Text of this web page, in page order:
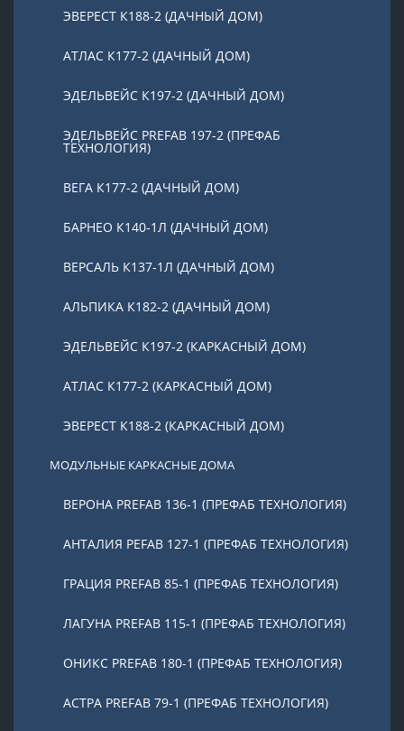
ЭВЕРЕСТ К188-2 (ДАЧНЫЙ ДОМ)
АТЛАС К177-2 (ДАЧНЫЙ ДОМ)
ЭДЕЛЬВЕЙС К197-2 (ДАЧНЫЙ ДОМ)
ЭДЕЛЬВЕЙС PREFAB 197-2 (ПРЕФАБ
ТЕХНОЛОГИЯ)
ВЕГА К177-2 (ДАЧНЫЙ ДОМ)
БАРНЕО К140-1Л (ДАЧНЫЙ ДОМ)
ВЕРСАЛЬ К137-1Л (ДАЧНЫЙ ДОМ)
АЛЬПИКА К182-2 (ДАЧНЫЙ ДОМ)
ЭДЕЛЬВЕЙС К197-2 (КАРКАСНЫЙ ДОМ)
АТЛАС К177-2 (КАРКАСНЫЙ ДОМ)
ЭВЕРЕСТ К188-2 (КАРКАСНЫЙ ДОМ)
МОДУЛЬНЫЕ КАРКАСНЫЕ ДОМА
ВЕРОНА PREFAB 136-1 (ПРЕФАБ ТЕХНОЛОГИЯ)
АНТАЛИЯ PEFAB 127-1 (ПРЕФАБ ТЕХНОЛОГИЯ)
ГРАЦИЯ PREFAB 85-1 (ПРЕФАБ ТЕХНОЛОГИЯ)
ЛАГУНА PREFAB 115-1 (ПРЕФАБ ТЕХНОЛОГИЯ)
ОНИКС PREFAB 180-1 (ПРЕФАБ ТЕХНОЛОГИЯ)
АСТРА PREFAB 79-1 (ПРЕФАБ ТЕХНОЛОГИЯ)